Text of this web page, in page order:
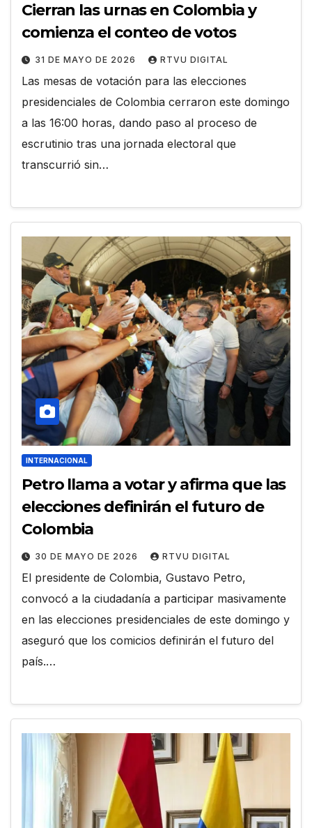
Cierran las urnas en Colombia y
comienza el conteo de votos
31 DE MAYO DE 2026 RTVU DIGITAL
Las mesas de votación para las elecciones
presidenciales de Colombia cerraron este domingo
a las 16:00 horas, dando paso al proceso de
escrutinio tras una jornada electoral que
transcurrió sin…
INTERNACIONAL
Petro llama a votar y afirma que las
elecciones definirán el futuro de
Colombia
30 DE MAYO DE 2026 RTVU DIGITAL
El presidente de Colombia, Gustavo Petro,
convocó a la ciudadanía a participar masivamente
en las elecciones presidenciales de este domingo y
aseguró que los comicios definirán el futuro del
país.…